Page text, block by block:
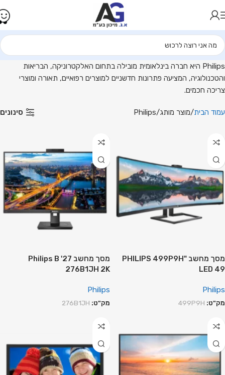
ופתרונות
מקצועיים
מבית
|
א.ג
מיכון
Philips היא חברה בינלאומית מובילה בתחום האלקטרוניקה, הבריאות
והטכנולוגיה, המציעה פתרונות חדשניים למוצרים רפואיים, תאורה ומוצרי
צריכה חכמים.
עמוד הבית מוצר מותג Philips סינונים
מסך מחשב "PHILIPS 499P9H
LED 49
Philips
מק"ט: 499P9H
מסך מחשב ‏27' Philips B
276B1JH 2K
Philips
מק"ט: 276B1JH